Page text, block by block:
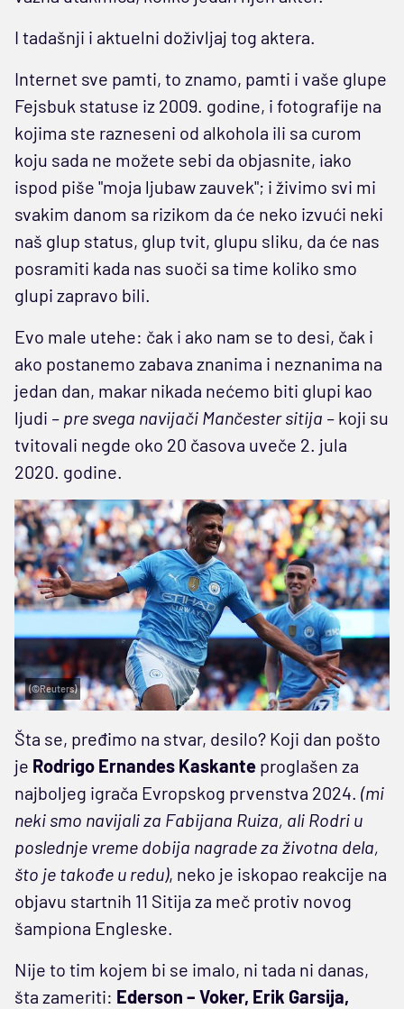
I tadašnji i aktuelni doživljaj tog aktera.
Internet sve pamti, to znamo, pamti i vaše glupe
Fejsbuk statuse iz 2009. godine, i fotografije na
kojima ste razneseni od alkohola ili sa curom
koju sada ne možete sebi da objasnite, iako
ispod piše "moja ljubaw zauvek"; i živimo svi mi
svakim danom sa rizikom da će neko izvući neki
naš glup status, glup tvit, glupu sliku, da će nas
posramiti kada nas suoči sa time koliko smo
glupi zapravo bili.
Evo male utehe: čak i ako nam se to desi, čak i
ako postanemo zabava znanima i neznanima na
jedan dan, makar nikada nećemo biti glupi kao
ljudi – pre svega navijači Mančester sitija – koji su
tvitovali negde oko 20 časova uveče 2. jula
2020. godine.
(©Reuters)
Šta se, pređimo na stvar, desilo? Koji dan pošto
je Rodrigo Ernandes Kaskante proglašen za
najboljeg igrača Evropskog prvenstva 2024. (mi
neki smo navijali za Fabijana Ruiza, ali Rodri u
poslednje vreme dobija nagrade za životna dela,
što je takođe u redu), neko je iskopao reakcije na
objavu startnih 11 Sitija za meč protiv novog
šampiona Engleske.
Nije to tim kojem bi se imalo, ni tada ni danas,
šta zameriti: Ederson – Voker, Erik Garsija,